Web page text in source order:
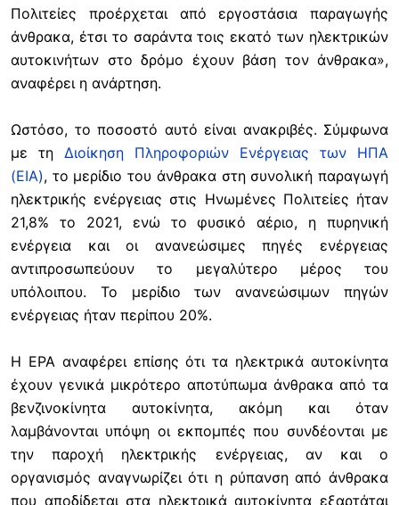
Πολιτείες προέρχεται από εργοστάσια παραγωγής
άνθρακα, έτσι το σαράντα τοις εκατό των ηλεκτρικών
αυτοκινήτων στο δρόμο έχουν βάση τον άνθρακα»,
αναφέρει η ανάρτηση.
Ωστόσο, το ποσοστό αυτό είναι ανακριβές. Σύμφωνα
με τη Διοίκηση Πληροφοριών Ενέργειας των ΗΠΑ
(EIA), το μερίδιο του άνθρακα στη συνολική παραγωγή
ηλεκτρικής ενέργειας στις Ηνωμένες Πολιτείες ήταν
21,8% το 2021, ενώ το φυσικό αέριο, η πυρηνική
ενέργεια και οι ανανεώσιμες πηγές ενέργειας
αντιπροσωπεύουν το μεγαλύτερο μέρος του
υπόλοιπου. Το μερίδιο των ανανεώσιμων πηγών
ενέργειας ήταν περίπου 20%.
Η EPA αναφέρει επίσης ότι τα ηλεκτρικά αυτοκίνητα
έχουν γενικά μικρότερο αποτύπωμα άνθρακα από τα
βενζινοκίνητα αυτοκίνητα, ακόμη και όταν
λαμβάνονται υπόψη οι εκπομπές που συνδέονται με
την παροχή ηλεκτρικής ενέργειας, αν και ο
οργανισμός αναγνωρίζει ότι η ρύπανση από άνθρακα
που αποδίδεται στα ηλεκτρικά αυτοκίνητα εξαρτάται